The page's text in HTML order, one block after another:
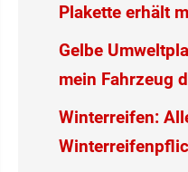
Plakette erhält
Gelbe
mein Fahrzeug
Winterreifen: